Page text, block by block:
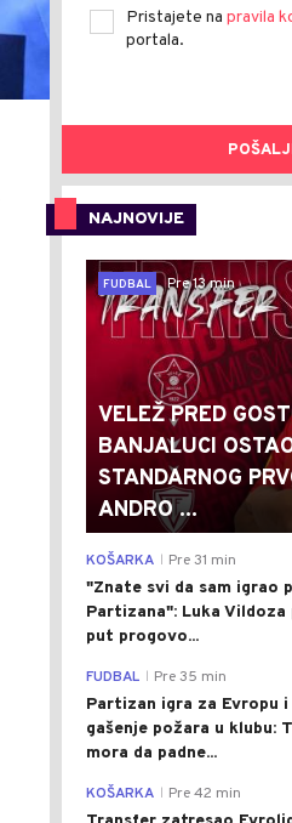
Pristajete na pravila
portala.
NAJNOVIJE
FUDBAL
Pre 13 min
VELEŽ PRED
BANJALUCI
STANDARNOG
ANDRO ...
KOŠARKA Pre 31 min
"Znate svi da sam igrao
Partizana": Luka Vildoza
put progovo...
FUDBAL Pre 35 min
Partizan igra za Evropu i
gašenje požara u klubu:
mora da padne...
KOŠARKA Pre 42 min